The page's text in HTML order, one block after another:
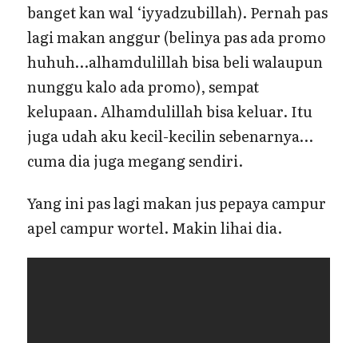
banget kan wal ‘iyyadzubillah). Pernah pas
lagi makan anggur (belinya pas ada promo
huhuh…alhamdulillah bisa beli walaupun
nunggu kalo ada promo), sempat
kelupaan. Alhamdulillah bisa keluar. Itu
juga udah aku kecil-kecilin sebenarnya…
cuma dia juga megang sendiri.
Yang ini pas lagi makan jus pepaya campur
apel campur wortel. Makin lihai dia.